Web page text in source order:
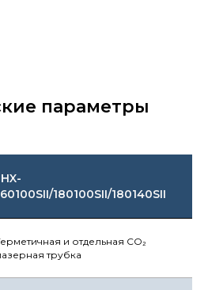
параметры
180100SII/180140SII
и отдельная CO₂
трубка